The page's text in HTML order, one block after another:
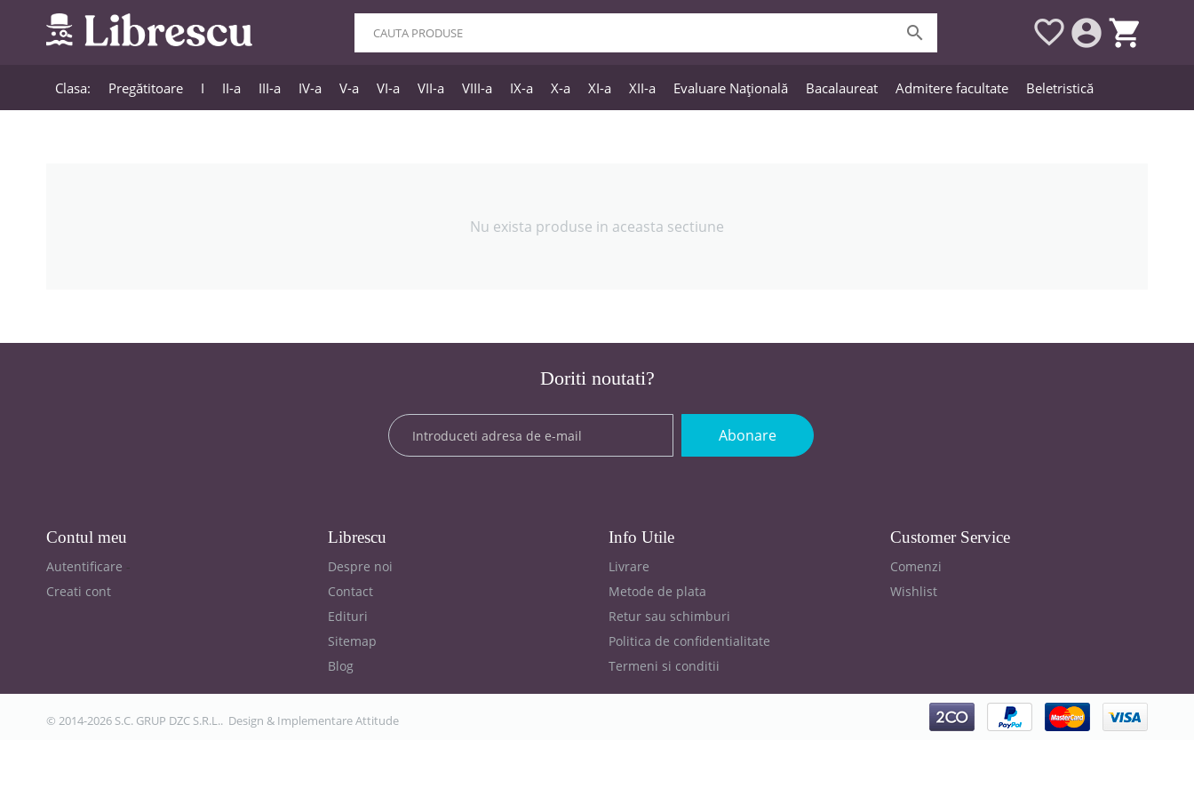
 


Clasa: Pregătitoare I II-a III-a IV-a V-a VI-a VII-a VIII-a IX-a X-a XI-a XII-a Evaluare Națională Bacalaureat Admitere facultate Beletristică
Nu exista produse in aceasta sectiune
Doriti noutati?
Abonare
Contul meu
Autentificare
Creati cont
Librescu
Despre noi
Contact
Edituri
Sitemap
Blog
Info Utile
Livrare
Metode de plata
Retur sau schimburi
Politica de confidentialitate
Termeni si conditii
Customer Service
Comenzi
Wishlist
© 2014-2026 S.C. GRUP DZC S.R.L.. Design & ImplementareAttitude